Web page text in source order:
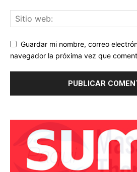
Guardar mi nombre, correo
navegador la próxima vez que